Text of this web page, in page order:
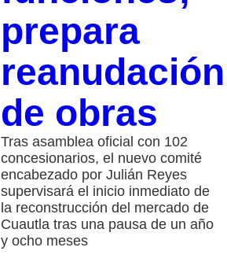
prepara
reanudación
de obras
Tras asamblea oficial con 102
concesionarios, el nuevo comité
encabezado por Julián Reyes
supervisará el inicio inmediato de
la reconstrucción del mercado de
Cuautla tras una pausa de un año
y ocho meses